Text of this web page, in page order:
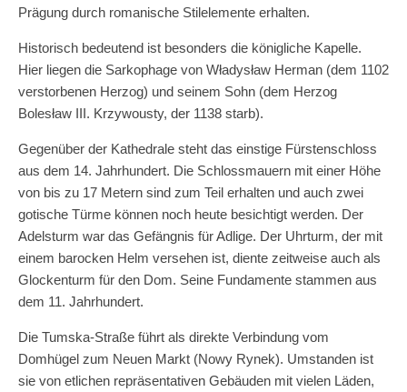
Prägung durch romanische Stilelemente erhalten.
Historisch bedeutend ist besonders die königliche Kapelle.
Hier liegen die Sarkophage von Władysław Herman (dem 1102
verstorbenen Herzog) und seinem Sohn (dem Herzog
Bolesław III. Krzywousty, der 1138 starb).
Gegenüber der Kathedrale steht das einstige Fürstenschloss
aus dem 14. Jahrhundert. Die Schlossmauern mit einer Höhe
von bis zu 17 Metern sind zum Teil erhalten und auch zwei
gotische Türme können noch heute besichtigt werden. Der
Adelsturm war das Gefängnis für Adlige. Der Uhrturm, der mit
einem barocken Helm versehen ist, diente zeitweise auch als
Glockenturm für den Dom. Seine Fundamente stammen aus
dem 11. Jahrhundert.
Die Tumska-Straße führt als direkte Verbindung vom
Domhügel zum Neuen Markt (Nowy Rynek). Umstanden ist
sie von etlichen repräsentativen Gebäuden mit vielen Läden,